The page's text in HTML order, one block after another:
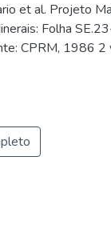
et al. Projeto
Folha
CPRM, 1986 2